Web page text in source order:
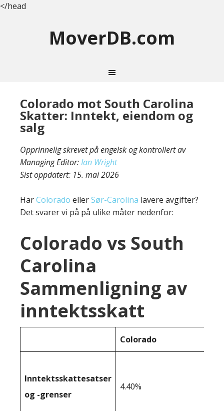
</head
MoverDB.com
Colorado mot South Carolina
Skatter: Inntekt, eiendom og
salg
Opprinnelig skrevet på engelsk og kontrollert av
Managing Editor:Ian Wright
Sist oppdatert: 15. mai 2026
HarColorado ellerSør-Carolina lavere avgifter?
Det svarer vi på på ulike måter nedenfor:
Colorado vs South
Carolina
Sammenligning av
inntektsskatt
Colorado
Inntektsskattesatser
og -grenser
4.40%